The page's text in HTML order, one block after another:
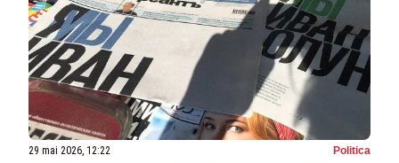
29 mai 2026, 12:22 Politica